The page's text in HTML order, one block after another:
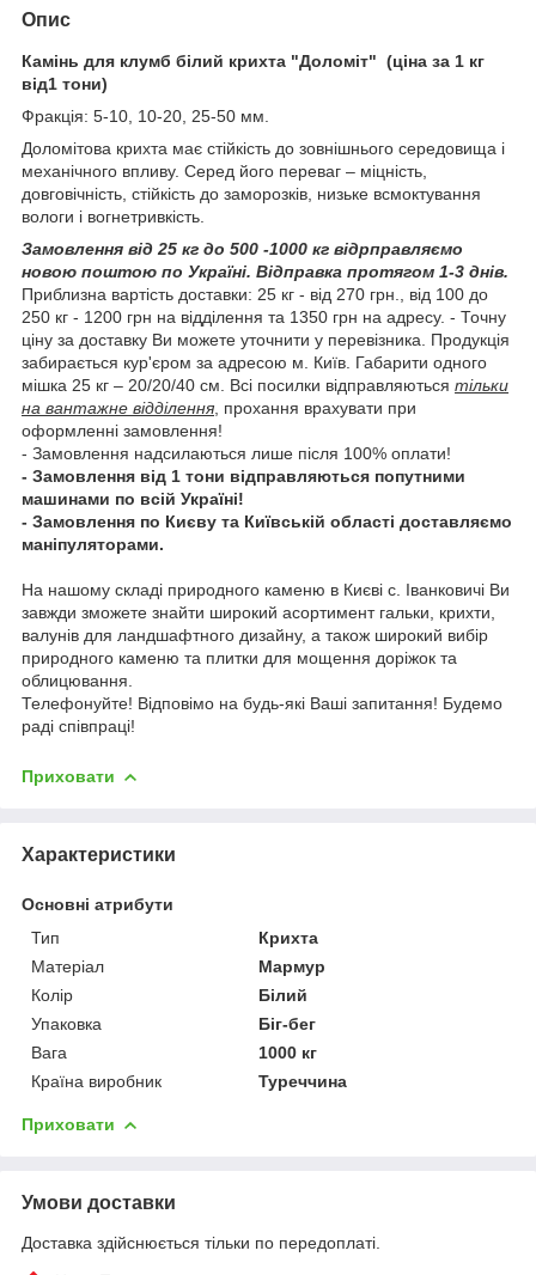
Опис
Камінь для клумб білий крихта "Доломіт" (ціна за 1 кг
від1 тони)
Фракція: 5-10, 10-20, 25-50 мм.
Доломітова крихта має стійкість до зовнішнього середовища і
механічного впливу. Серед його переваг – міцність,
довговічність, стійкість до заморозків, низьке всмоктування
вологи і вогнетривкість.
Замовлення від 25 кг до 500 -1000 кг відрправляємо
новою поштою по Україні. Відправка протягом 1-3 днів.
Приблизна вартість доставки: 25 кг - від 270 грн., від 100 до
250 кг - 1200 грн на відділення та 1350 грн на адресу. - Точну
ціну за доставку Ви можете уточнити у перевізника. Продукція
забирається кур'єром за адресою м. Київ. Габарити одного
мішка 25 кг – 20/20/40 см. Всі посилки відправляються тільки
на вантажне відділення , прохання врахувати при
оформленні замовлення!
- Замовлення надсилаються лише після 100% оплати!
- Замовлення від 1 тони відправляються попутними
машинами по всій Україні!
- Замовлення по Києву та Київській області доставляємо
маніпуляторами.
На нашому складі природного каменю в Києві с. Іванковичі Ви
завжди зможете знайти широкий асортимент гальки, крихти,
валунів для ландшафтного дизайну, а також широкий вибір
природного каменю та плитки для мощення доріжок та
облицювання.
Телефонуйте! Відповімо на будь-які Ваші запитання! Будемо
раді співпраці!
Приховати
Характеристики
Основні атрибути
Тип
Крихта
Матеріал
Мармур
Колір
Білий
Упаковка
Біг-бег
Вага
1000 кг
Країна виробник
Туреччина
Приховати
Умови доставки
Доставка здійснюється тільки по передоплаті.